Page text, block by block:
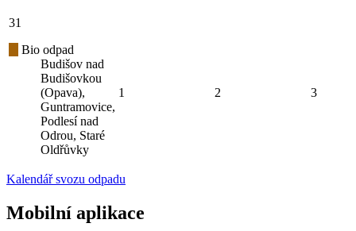
31
Bio odpad
Budišov nad
Budišovkou
(Opava),
Guntramovice,
Podlesí nad
Odrou, Staré
Oldřůvky
1 2 3
Kalendář svozu odpadu
Mobilní aplikace